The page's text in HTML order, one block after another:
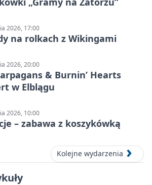
2026, 17:00
na rolkach z Wikingami
2026, 20:00
& Burnin’ Hearts
w Elblągu
2026, 10:00
– zabawa z koszykówką
Kolejne wydarzenia